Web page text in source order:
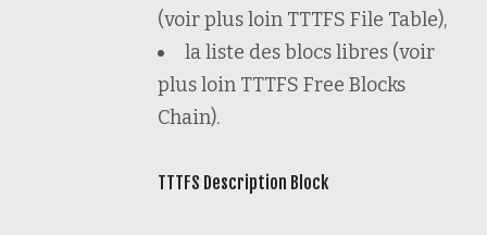
(voir plus loin TTTFS File Table),
la liste des blocs libres (voir
plus loin TTTFS Free Blocks
Chain).
TTTFS Description Block